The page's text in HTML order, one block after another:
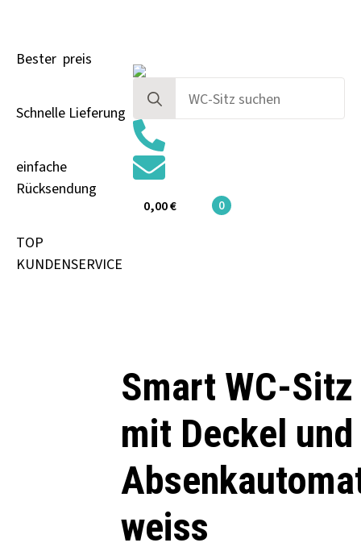
Bester preis
Schnelle Lieferung
einfache
Rücksendung
TOP
KUNDENSERVICE
Search
for:
0,00€ 0
Smart WC-Sitz
mit Deckel und
weiss